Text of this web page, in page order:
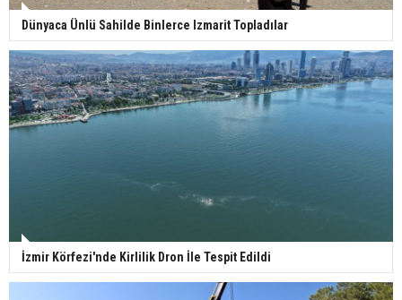
Dünyaca Ünlü Sahilde Binlerce Izmarit Topladılar
İzmir Körfezi'nde Kirlilik Dron İle Tespit Edildi